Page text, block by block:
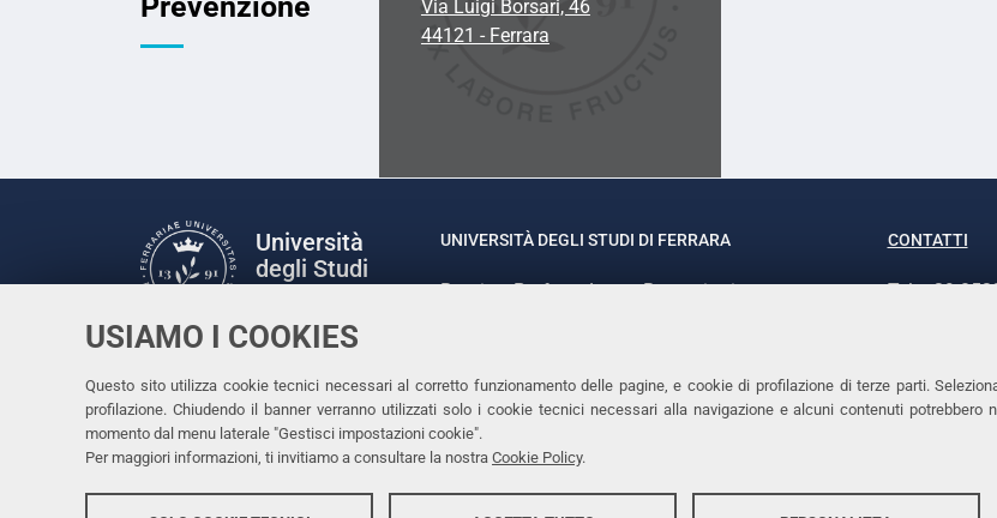
USIAMO I COOKIES
Questo sito utilizza cookie tecnici necessari al corretto funzionamento delle pagine, e cookie di profilazione di terze parti.
profilazione. Chiudendo il banner verranno utilizzati solo i cookie tecnici necessari alla navigazione e alcuni contenuti
momento dal menu laterale "Gestisci impostazioni cookie".
Per maggiori informazioni, ti invitiamo a consultare la nostra Cookie Policy.
Via Luigi Borsari, 46
44121 - Ferrara
Università
degli Studi
Facebook
LinkedinInstagram
Youtube
UNIVERSITÀ DEGLI STUDI DI FERRARA
Rettrice: Prof.ssa Laura Ramaciotti
CONTATTI
Tel. +39